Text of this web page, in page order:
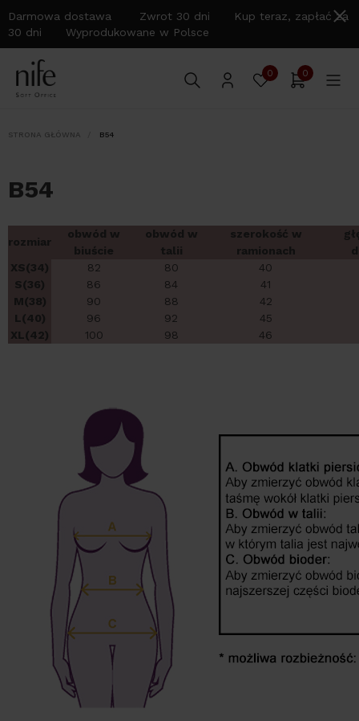
Darmowa dostawa Zwrot 30 dni Kup teraz, zapłać za
30 dni Wyprodukowane w Polsce
0 0
STRONA GŁÓWNA B54
B54
rozmiar
obwód w
biuście
obwód w
talii
szerokość w
ramionach
XS(34)
82 80
40
S(36)
86 84
41
M(38)
90 88
42
L(40)
96 92
45
XL(42)
100 98 46